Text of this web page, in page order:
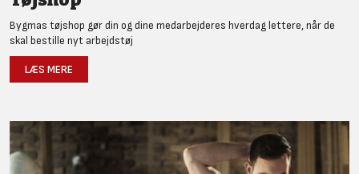
Bygmas tøjshop gør din og dine medarbejderes hverdag lettere, når de
skal bestille nyt arbejdstøj
LÆS MERE